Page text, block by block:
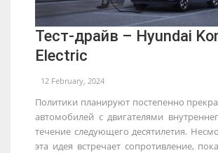
Тест-драйв – Hyundai
Electric
12 February, 2024
Политики планируют постепенно
автомобилей с двигателями
течение следующего десятилетия.
эта идея встречает сопротивление,